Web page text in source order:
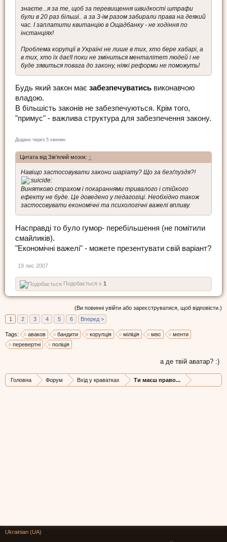
знаєте...я за те, щоб за перевищення швидкості штрафи
були в 20 раз більші.. а за 3-ім разом забирали права на деякий
час. І заплатити квитанцію в Ощадбанку - не ходіння по
інстанціях!
Проблема корупції в Україні не лише в тих, хто бере хабарі, а
в тих, хто їх дає!І поки не зміниться менталітет людей і не
буде зявиться повага до закону, ніякі реформи не поможуть!
Будь який закон має забезпечуватись виконавчою
владою.
В більшість законів не забезпечуються. Крім того,
"примус" - важлива структура для забезпечення закону.
Додано через 5 хвилин
Цитата від Зів'ялий мозок: ↑
Навіщо застосовувати закони шаріату? Що за безґлуздя?!
Винятково страхом і покараннями тривалого і стійкого
ефекту не буде. Це доведено у педагогіці. Необхідно також
застосовувати економічні та психологічні важелі впливу.
Насправді то було гумор- перебільшення (не помітили
смайликів).
"Економічні важелі" - можете презентувати свій варіант?
19 лис 2007
Подобається x 1
(Ви повинні увійти або зареєструватися, щоб відповісти.)
1
2 3 4 5 6 Вперед >
Tags: аваков бандити корупція міліція мвс
менти
перевертні
поліція
а де твій аватар? :)
Головна Форум Вхід у краватках Ти маєш право...
Ukrainian (UA)